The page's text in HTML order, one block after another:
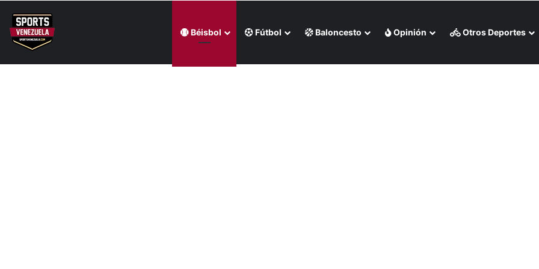
Béisbol Fútbol Baloncesto Opinión Otros Deportes
Última hora